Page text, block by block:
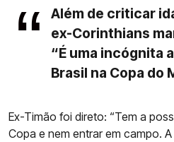
Além de criticar
ex-Corinthians
“É uma incógnita
Brasil na Copa do
Ex-Timão foi direto: “Tem a
Copa e nem entrar em campo.